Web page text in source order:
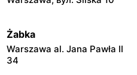
Żabka
Warszawa al. Jana Pawła II
34